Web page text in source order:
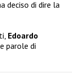
deciso di dire la
Edoardo
parole di